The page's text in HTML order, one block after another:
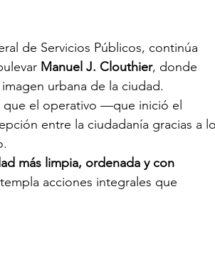
de Servicios Públicos, continúa
Manuel J. Clouthier, donde
urbana de la ciudad.
que el operativo —que inició el
entre la ciudadanía gracias a
más limpia, ordenada y con
acciones integrales que